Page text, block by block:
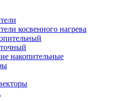
косвенного нагрева
накопительные